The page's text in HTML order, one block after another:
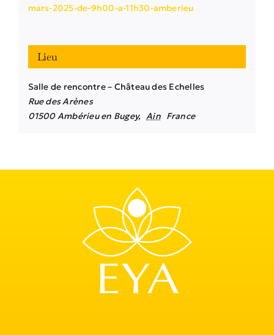
mars-2025-de-9h00-a-11h30-amberieu
Lieu
Salle de rencontre – Château des Echelles
Rue des Arènes
01500 Ambérieu en Bugey, Ain France